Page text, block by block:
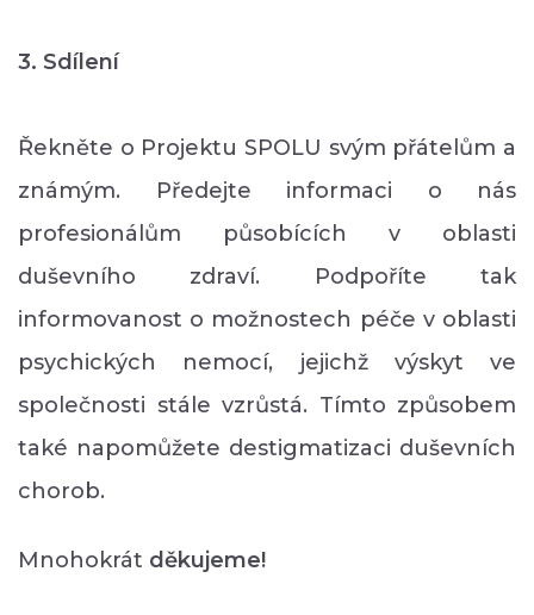
3. Sdílení
Řekněte o Projektu SPOLU svým přátelům a
známým. Předejte informaci o nás
profesionálům působících v oblasti
duševního zdraví. Podpoříte tak
informovanost o možnostech péče v oblasti
psychických nemocí, jejichž výskyt ve
společnosti stále vzrůstá. Tímto způsobem
také napomůžete destigmatizaci duševních
chorob.
Mnohokrát děkujeme!